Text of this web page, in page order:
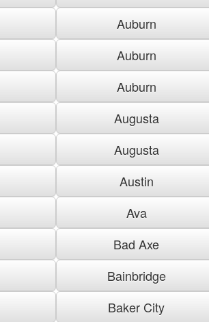
Auburn
Auburn
Auburn
Augusta
Augusta
Austin
Ava
Bad Axe
Bainbridge
Baker City